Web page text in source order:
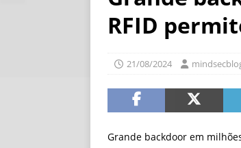
RFID
21/08/2024
Grande backdoor em